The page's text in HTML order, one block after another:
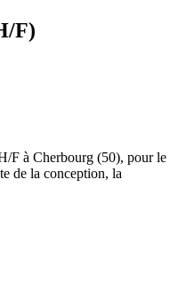
F)
F à Cherbourg (50), pour le
de la conception, la